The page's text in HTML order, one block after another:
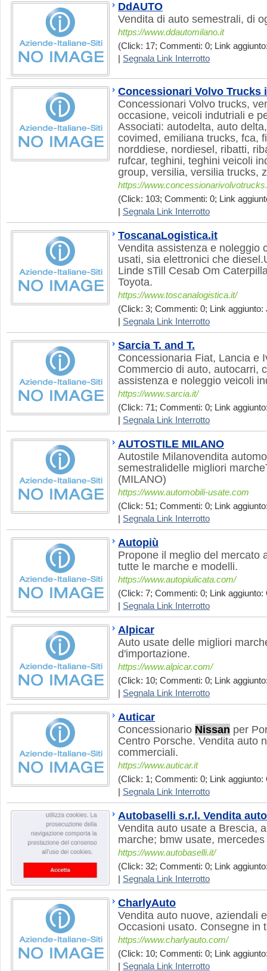
DdAUTO
Vendita di auto semestrali, di
https://www.ddautomilano.it
(Click: 17; Commenti: 0; Link
Segnala Link Interrotto
Concessionari Volvo Trucks
Concessionari Volvo trucks,
occasione, veicoli indutriali e
Associati: autodelta, auto
covimed, emiliana trucks, fca,
norddiese, nordiesel, ribatti,
rufcar, teghini, teghini veicoli
group, versilia, versilia trucks,
https://
(Click: 103; Commenti: 0; Link
Segnala Link Interrotto
ToscanaLogistica.it
Vendita assistenza e noleggio
usati, sia elettronici che
Linde sTill Cesab Om
Toyota.
https://www.toscanalogistica.it/
(Click: 3; Commenti: 0; Link aggiunto:
Segnala Link Interrotto
Sarcia T. and T.
Concessionaria Fiat, Lancia e
Commercio di auto, autocarri,
assistenza e noleggio veicoli
https://www.sarcia.it/
(Click: 71; Commenti: 0; Link
Segnala Link Interrotto
AUTOSTILE MILANO
Autostile Milanovendita
semestralidelle migliori
(MILANO)
https://www.automobili-usate.com
(Click: 51; Commenti: 0; Link
Segnala Link Interrotto
Autopiù
Propone il meglio del mercato
tutte le marche e modelli.
https://www.autopiulicata.com/
(Click: 7; Commenti: 0; Link aggiunto:
Segnala Link Interrotto
Alpicar
Auto usate delle migliori
d'importazione.
https://www.alpicar.com/
(Click: 10; Commenti: 0; Link
Segnala Link Interrotto
Auticar
Concessionario Nissan per
Centro Porsche. Vendita auto
commerciali.
https://www.auticar.it
(Click: 1; Commenti: 0; Link aggiunto:
Segnala Link Interrotto
Autobaselli s.r.l. Vendita
Vendita auto usate a Brescia,
marche; bmw usate,
https://www.autobaselli.it/
(Click: 32; Commenti: 0; Link
Segnala Link Interrotto
CharlyAuto
Vendita auto nuove, aziendali
Occasioni usato. Consegne in
https://www.charlyauto.com/
(Click: 10; Commenti: 0; Link
Segnala Link Interrotto